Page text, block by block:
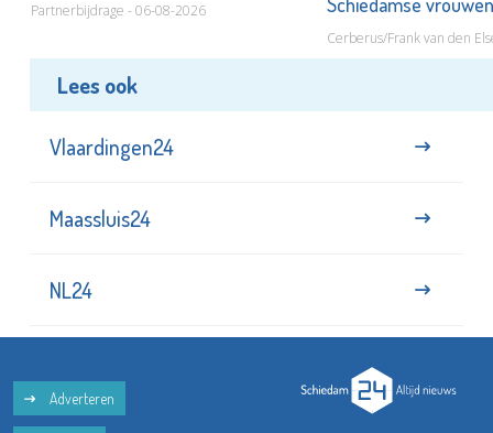
Partnerbijdrage - 06-08-2026
Schiedamse
Cerberus/Frank van den
Lees ook
Vlaardingen24
Maassluis24
NL24
Adverteren